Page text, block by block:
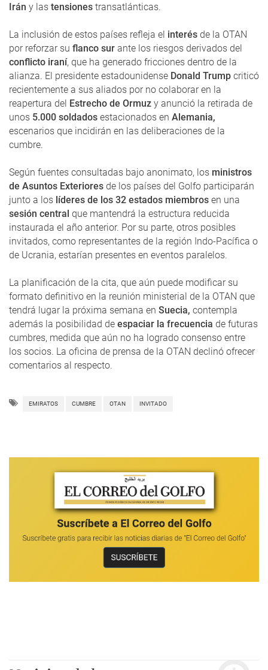
Irán y las tensiones transatlánticas.
La inclusión de estos países refleja el interés de la OTAN
por reforzar su flanco sur ante los riesgos derivados del
conflicto iraní, que ha generado fricciones dentro de la
alianza. El presidente estadounidense Donald Trump criticó
recientemente a sus aliados por no colaborar en la
reapertura del Estrecho de Ormuz y anunció la retirada de
unos 5.000 soldados estacionados en Alemania,
escenarios que incidirán en las deliberaciones de la
cumbre.
Según fuentes consultadas bajo anonimato, los ministros
de Asuntos Exteriores de los países del Golfo participarán
junto a los líderes de los 32 estados miembros en una
sesión central que mantendrá la estructura reducida
instaurada el año anterior. Por su parte, otros posibles
invitados, como representantes de la región Indo-Pacífica o
de Ucrania, estarían presentes en eventos paralelos.
La planificación de la cita, que aún puede modificar su
formato definitivo en la reunión ministerial de la OTAN que
tendrá lugar la próxima semana en Suecia, contempla
además la posibilidad de espaciar la frecuencia de futuras
cumbres, medida que aún no ha logrado consenso entre
los socios. La oficina de prensa de la OTAN declinó ofrecer
comentarios al respecto.
EMIRATOS CUMBRE OTAN INVITADO